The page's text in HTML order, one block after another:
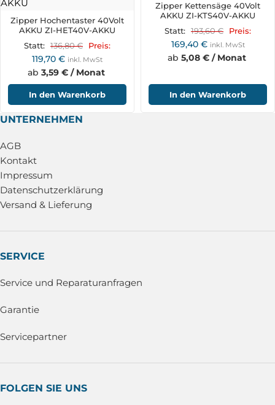
Zipper Hochentaster 40Volt
AKKU ZI-HET40V-AKKU
Statt: 136,80€ Preis:
119,70 € inkl. MwSt
ab 3,59 € / Monat
In den Warenkorb
Zipper Kettensäge 40Volt
AKKU ZI-KTS40V-AKKU
Statt: 193,60€ Preis:
169,40 € inkl. MwSt
ab 5,08 € / Monat
In den Warenkorb
UNTERNEHMEN
AGB
Kontakt
Impressum
Datenschutzerklärung
Versand & Lieferung
SERVICE
Service und Reparaturanfragen
Garantie
Servicepartner
FOLGEN SIE UNS